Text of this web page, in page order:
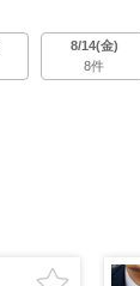
8/14(金)
8件